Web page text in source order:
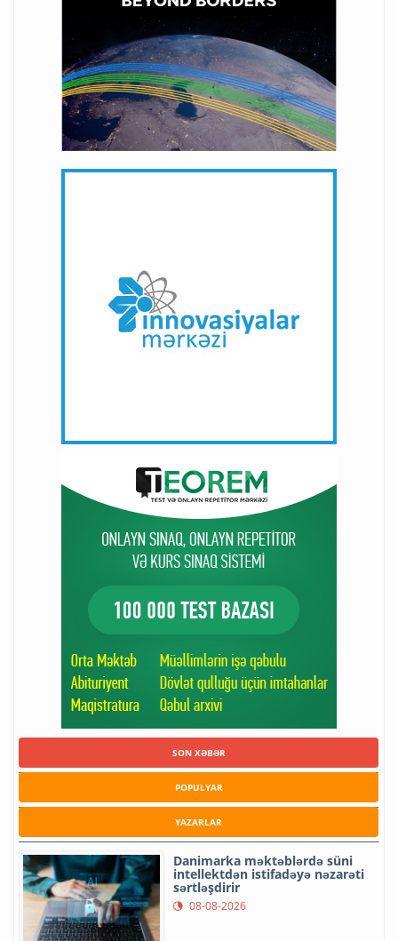
SON XƏBƏR
POPULYAR
YAZARLAR
Danimarka məktəblərdə süni
intellektdən istifadəyə nəzarəti
sərtləşdirir
08-08-2026